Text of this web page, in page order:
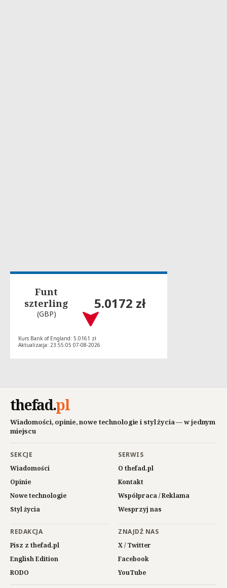
Funt
szterling
(GBP)
5.0172 zł
Kurs Bank of England: 5.0161 zł
Aktualizacja: 23:55:05 07-08-2026
thefad.pl
Wiadomości, opinie, nowe technologie i styl życia — w jednym
miejscu
SEKCJE
Wiadomości
Opinie
Nowe technologie
Styl życia
SERWIS
O thefad.pl
Kontakt
Współpraca / Reklama
Wesprzyj nas
REDAKCJA
Pisz z thefad.pl
English Edition
RODO
ZNAJDŹ NAS
X / Twitter
Facebook
YouTube